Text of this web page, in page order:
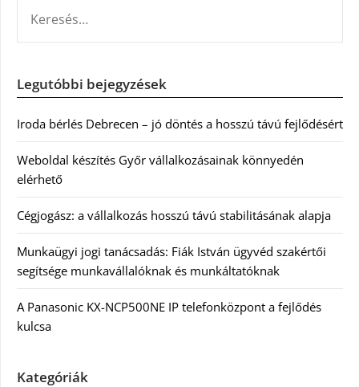
Legutóbbi bejegyzések
Iroda bérlés Debrecen – jó döntés a hosszú távú fejlődésért
Weboldal készítés Győr vállalkozásainak könnyedén
elérhető
Cégjogász: a vállalkozás hosszú távú stabilitásának alapja
Munkaügyi jogi tanácsadás: Fiák István ügyvéd szakértői
segítsége munkavállalóknak és munkáltatóknak
A Panasonic KX-NCP500NE IP telefonközpont a fejlődés
kulcsa
Kategóriák